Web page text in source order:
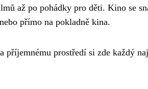
až po pohádky pro děti. Kino se
přímo na pokladně kina.
prostředí si zde každý